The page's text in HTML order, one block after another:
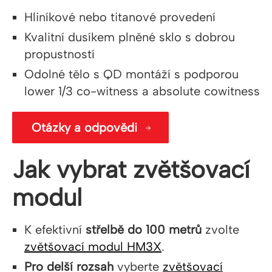
Hliníkové nebo titanové provedení
Kvalitní dusíkem plněné sklo s dobrou
propustností
Odolné tělo s QD montáží s podporou
lower 1/3 co-witness a absolute cowitness
Otázky a odpovědi
Jak vybrat zvětšovací
modul
K efektivní střelbě do 100 metrů zvolte
zvětšovací modul HM3X.
Pro delší rozsah vyberte zvětšovací